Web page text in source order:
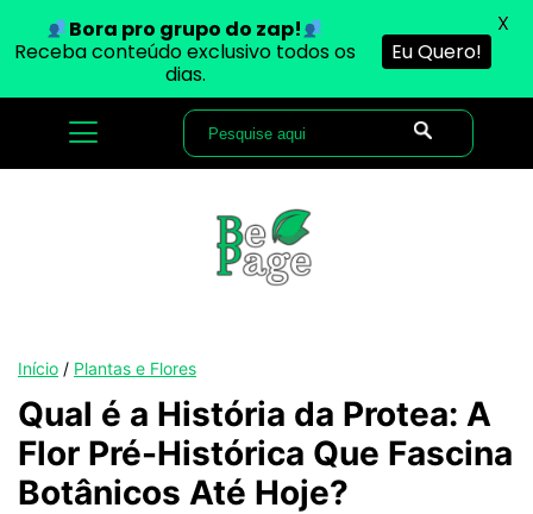
Início / Plantas e Flores
Qual é a História da Protea: A
Flor Pré-Histórica Que Fascina
Botânicos Até Hoje?
Bora pro grupo do zap!
Receba conteúdo exclusivo todos os
dias.
Eu Quero!
X